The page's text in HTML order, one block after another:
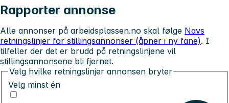
Rapporter annonse
Alle annonser på arbeidsplassen.no skal følge Navs
retningslinjer for stillingsannonser (åpner i ny fane). I
tilfeller der det er brudd på retningslinjene vil
stillingsannonsene bli fjernet.
Velg hvilke retningslinjer annonsen bryter
Velg minst én